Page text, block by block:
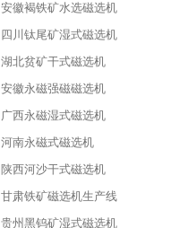
安徽褐铁矿水选磁选机
四川钛尾矿湿式磁选机
湖北贫矿干式磁选机
安徽永磁强磁磁选机
广西永磁湿式磁选机
河南永磁式磁选机
陕西河沙干式磁选机
甘肃铁矿磁选机生产线
贵州黑钨矿湿式磁选机